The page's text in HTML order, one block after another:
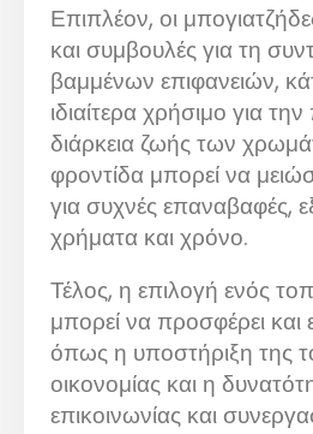
Επιπλέον, οι
και συμβουλές για τη
βαμμένων επιφανειών,
ιδιαίτερα χρήσιμο για
διάρκεια ζωής των
φροντίδα μπορεί να
για συχνές επαναβαφές,
χρήματα και χρόνο.
Τέλος, η επιλογή ενός
μπορεί να προσφέρει και
όπως η υποστήριξη της
οικονομίας και η
επικοινωνίας και